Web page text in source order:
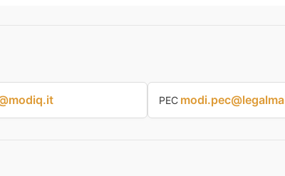
PEC